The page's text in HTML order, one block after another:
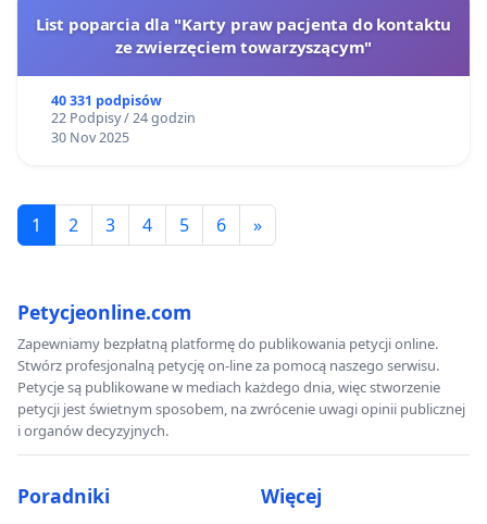
List poparcia dla "Karty praw pacjenta do kontaktu
ze zwierzęciem towarzyszącym"
40 331 podpisów
22 Podpisy / 24 godzin
30 Nov 2025
1 2 3 4 5 6 »
Petycjeonline.com
Zapewniamy bezpłatną platformę do publikowania petycji online.
Stwórz profesjonalną petycję on-line za pomocą naszego serwisu.
Petycje są publikowane w mediach każdego dnia, więc stworzenie
petycji jest świetnym sposobem, na zwrócenie uwagi opinii publicznej
i organów decyzyjnych.
Poradniki Więcej